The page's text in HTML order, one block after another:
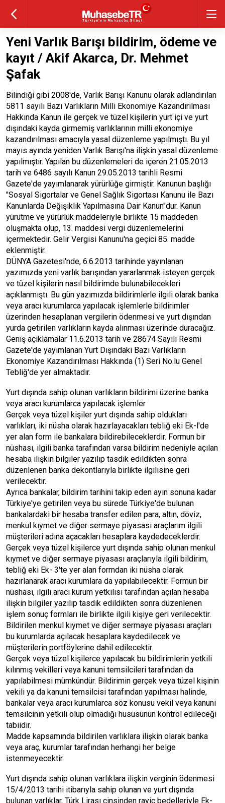
Yeni Varlık Barışı bildirim, ödeme ve
kayıt / Akif Akarca, Dr. Mehmet
Şafak
Bilindiği gibi 2008'de, Varlık Barışı Kanunu olarak adlandırılan
5811 sayılı Bazı Varlıkların Milli Ekonomiye Kazandırılması
Hakkında Kanun ile gerçek ve tüzel kişilerin yurt içi ve yurt
dışındaki kayda girmemiş varlıklarının milli ekonomiye
kazandırılması amacıyla yasal düzenleme yapılmıştı. Bu yıl
mayıs ayında yeniden Varlık Barışı'na ilişkin yasal düzenleme
yapılmıştır. Yapılan bu düzenlemeleri de içeren 21.05.2013
tarih ve 6486 sayılı Kanun 29.05.2013 tarihli Resmi
Gazete'de yayımlanarak yürürlüğe girmiştir. Kanunun başlığı
"Sosyal Sigortalar ve Genel Sağlık Sigortası Kanunu ile Bazı
Kanunlarda Değişiklik Yapılmasına Dair Kanun"dur. Kanun
yürütme ve yürürlük maddeleriyle birlikte 15 maddeden
oluşmakta olup, 13. maddesi vergi düzenlemelerini
içermektedir. Gelir Vergisi Kanunu'na geçici 85. madde
eklenmiştir.
DÜNYA Gazetesi'nde, 6.6.2013 tarihinde yayınlanan
yazımızda yeni varlık barışından yararlanmak isteyen gerçek
ve tüzel kişilerin nasıl bildirimde bulunabilecekleri
açıklanmıştı. Bu gün yazımızda bildirimlerle ilgili olarak banka
veya aracı kurumlarca yapılacak işlemlerle bildirimler
üzerinden hesaplanan vergilerin ödenmesi ve yurt dışından
yurda getirilen varlıkların kayda alınması üzerinde duracağız.
Geniş açıklamalar 11.6.2013 tarih ve 28674 Sayılı Resmi
Gazete'de yayımlanan Yurt Dışındaki Bazı Varlıkların
Ekonomiye Kazandırılması Hakkında (1) Seri No.lu Genel
Tebliğ'de yer almaktadır.
Yurt dışında sahip olunan varlıkların bildirimi üzerine banka
veya aracı kurumlarca yapılacak işlemler
Gerçek veya tüzel kişiler yurt dışında sahip oldukları
varlıkları, iki nüsha olarak hazırlayacakları tebliğ eki Ek-l'de
yer alan form ile bankalara bildirebileceklerdir. Formun bir
nüshası, ilgili banka tarafından varsa bildirim nedeniyle açılan
hesaba ilişkin bilgiler yazılıp tasdik edildikten sonra
düzenlenen banka dekontlarıyla birlikte ilgilisine geri
verilecektir.
Ayrıca bankalar, bildirim tarihini takip eden ayın sonuna kadar
Türkiye'ye getirilen veya bu sürede Türkiye'de bulunan
bankalardaki bir hesaba transfer edilen para, altın, döviz,
menkul kıymet ve diğer sermaye piyasası araçlarım ilgili
müşterileri adına açacakları hesaplara kaydedeceklerdir.
Gerçek veya tüzel kişilerce yurt dışında sahip olunan menkul
kıymet ve diğer sermaye piyasası araçlarıyla ilgili bildirim,
tebliğ eki Ek- 3'te yer alan formdan iki nüsha olarak
hazırlanarak aracı kurumlara da yapılabilecektir. Formun bir
nüshası, ilgili aracı kurum yetkilisi tarafından açılan hesaba
ilişkin bilgiler yazılıp tasdik edildikten sonra düzenlenen
işlem sonuç formları ile birlikte ilgili kişiye geri verilecektir.
Bildirilen menkul kıymet ve diğer sermaye piyasası araçları
bu kurumlarda açılacak hesaplara kaydedilecek ve
müşterilerin portföylerine dahil edilecektir.
Gerçek veya tüzel kişilerce yapılacak bu bildirimlerin yetkili
kılınmış vekilleri veya kanuni temsilcileri tarafından da
yapılabilmesi mümkündür. Bildirimin gerçek veya tüzel kişinin
vekili ya da kanuni temsilcisi tarafından yapılması halinde,
bankalar veya aracı kurumlarca söz konusu vekil veya kanuni
temsilcinin yetkili olup olmadığı hususunun kontrol edileceği
tabiidir.
Madde kapsamında bildirilen varlıklara ilişkin olarak banka
veya araç, kurumlar tarafından herhangi her belge
istenmeyecektir.
Yurt dışında sahip olunan varlıklara ilişkin verginin ödenmesi
15/4/2013 tarihi itibarıyla sahip olunan ve yurt dışında
bulunan varlıklar, Türk Lirası cinsinden rayiç bedelleriyle Ek-